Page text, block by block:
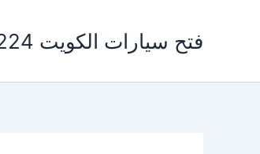
فتح سيارات الكويت 50525224